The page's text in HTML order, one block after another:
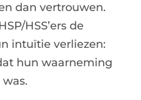
dan vertrouwen.
HSS’ers de
intuïtie verliezen:
hun waarneming